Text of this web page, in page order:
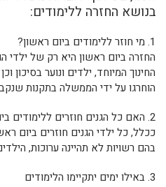
בנושא החזרה ללימודים:
1. מי חוזר ללימודים ביום ראשון?
החזרה ביום ראשון היא רק של ילדי
החינוך המיוחד, ילדים ונוער בסיכון
הוחרגו על ידי הממשלה בתקנות
2. האם כל הגנים חוזרים ללימודים ביום ראשון?
בהם רשויות לא תהיינה ערוכות, הילדים
3. באילו ימים יתקיימו הלימודים